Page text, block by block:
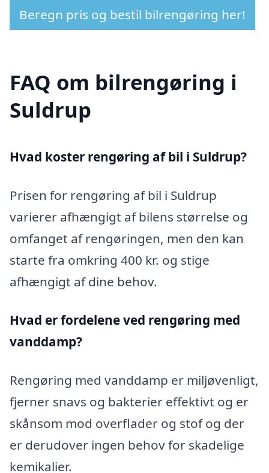
Beregn pris og bestil bilrengøring her!
FAQ om bilrengøring i
Suldrup
Hvad koster rengøring af bil i Suldrup?
Prisen for rengøring af bil i Suldrup
varierer afhængigt af bilens størrelse og
omfanget af rengøringen, men den kan
starte fra omkring 400 kr. og stige
afhængigt af dine behov.
Hvad er fordelene ved rengøring med
vanddamp?
Rengøring med vanddamp er miljøvenligt,
fjerner snavs og bakterier effektivt og er
skånsom mod overflader og stof og der
er derudover ingen behov for skadelige
kemikalier.